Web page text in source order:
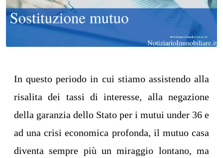
In questo periodo in cui stiamo assistendo alla
risalita dei tassi di interesse, alla negazione
della garanzia dello Stato per i mutui under 36 e
ad una crisi economica profonda, il mutuo casa
diventa sempre più un miraggio lontano, ma